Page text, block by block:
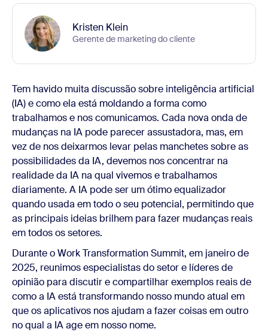
Kristen Klein
Gerente de marketing do cliente
Tem havido muita discussão sobre inteligência artificial
(IA) e como ela está moldando a forma como
trabalhamos e nos comunicamos. Cada nova onda de
mudanças na IA pode parecer assustadora, mas, em
vez de nos deixarmos levar pelas manchetes sobre as
possibilidades da IA, devemos nos concentrar na
realidade da IA na qual vivemos e trabalhamos
diariamente. A IA pode ser um ótimo equalizador
quando usada em todo o seu potencial, permitindo que
as principais ideias brilhem para fazer mudanças reais
em todos os setores.
Durante o Work Transformation Summit, em janeiro de
2025, reunimos especialistas do setor e líderes de
opinião para discutir e compartilhar exemplos reais de
como a IA está transformando nosso mundo atual em
que os aplicativos nos ajudam a fazer coisas em outro
no qual a IA age em nosso nome.